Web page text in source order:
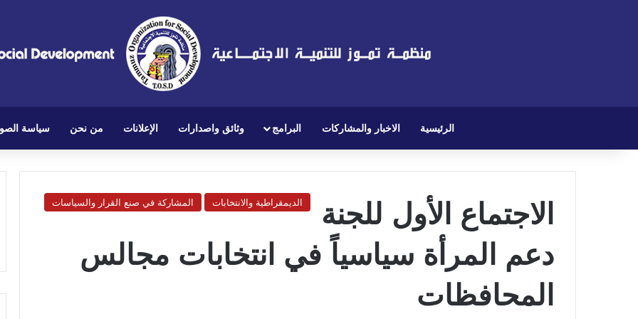
الرئيسية الاخبار والمشاركات البرامج وثائق واصدارات الإعلانات من نحن سياسة
الديمقراطية والانتخابات المشاركة في صنع القرار والسياسات
الاجتماع الأول للجنة
دعم المرأة سياسياً في انتخابات مجالس
المحافظات